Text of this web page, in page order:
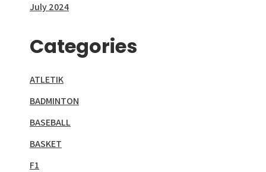
July 2024
Categories
ATLETIK
BADMINTON
BASEBALL
BASKET
F1